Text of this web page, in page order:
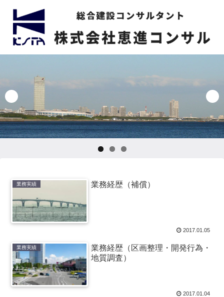
業務実績 業務経歴（補償）
2017.01.05
業務実績
業務経歴（区画整理・開発行為・
地質調査）
2017.01.04